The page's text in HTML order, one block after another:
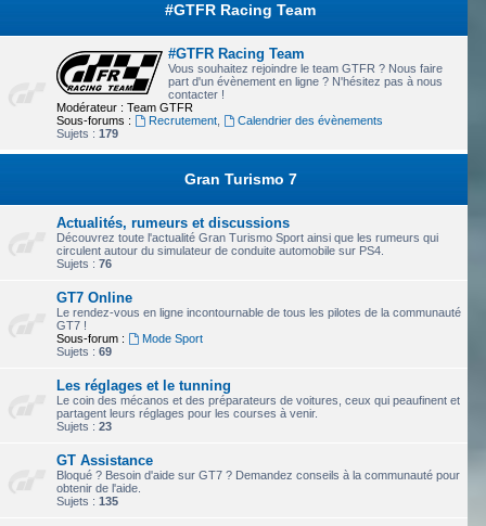
#GTFR Racing Team
#GTFR Racing Team
Vous souhaitez rejoindre le team GTFR ? Nous faire
part d'un évènement en ligne ? N'hésitez pas à nous
contacter !
Modérateur : Team GTFR
Sous-forums :
Recrutement,
Calendrier des évènements
Sujets : 179
Gran Turismo 7
Actualités, rumeurs et discussions
Découvrez toute l'actualité Gran Turismo Sport ainsi que les rumeurs qui
circulent autour du simulateur de conduite automobile sur PS4.
Sujets : 76
GT7 Online
Le rendez-vous en ligne incontournable de tous les pilotes de la communauté
GT7 !
Sous-forum :
Mode Sport
Sujets : 69
Les réglages et le tunning
Le coin des mécanos et des préparateurs de voitures, ceux qui peaufinent et
partagent leurs réglages pour les courses à venir.
Sujets : 23
GT Assistance
Bloqué ? Besoin d'aide sur GT7 ? Demandez conseils à la communauté pour
obtenir de l'aide.
Sujets : 135